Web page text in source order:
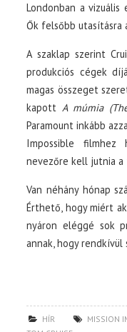
Londonban a
Ők felsőbb utasításra
A szaklap szerint
produkciós cégek
magas összeget
kapottA múmia
Paramount inkább
Impossible filmhez
nevezőre kell jutnia a
Van néhány hónap
Érthető, hogy miért
nyáron eléggé sok
annak, hogy
HÍR MISSION